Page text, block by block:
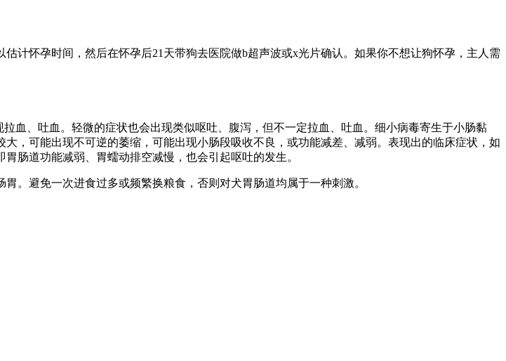
计怀孕时间，然后在怀孕后21天带狗去医院做b超声波或x光片确认。如果你不想让狗怀孕，主人需
血、吐血。轻微的症状也会出现类似呕吐、腹泻，但不一定拉血、吐血。细小病毒寄生于小肠黏
，可能出现不可逆的萎缩，可能出现小肠段吸收不良，或功能减差、减弱。表现出的临床症状，如
肠道功能减弱、胃蠕动排空减慢，也会引起呕吐的发生。
。避免一次进食过多或频繁换粮食，否则对犬胃肠道均属于一种刺激。